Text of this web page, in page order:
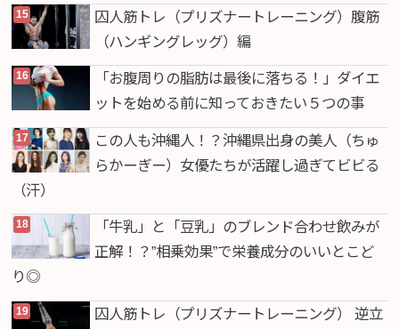
囚人筋トレ（プリズナートレーニング）腹筋
（ハンギングレッグ）編
「お腹周りの脂肪は最後に落ちる！」ダイエ
ットを始める前に知っておきたい５つの事
この人も沖縄人！？沖縄県出身の美人（ちゅ
らかーぎー）女優たちが活躍し過ぎてビビる
（汗）
「牛乳」と「豆乳」のブレンド合わせ飲みが
正解！？”相乗効果”で栄養成分のいいとこど
り◎
囚人筋トレ（プリズナートレーニング） 逆立